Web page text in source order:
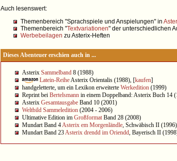
Auch lesenswert:
Themenbereich "Sprachspiele und Anspielungen" in
Themenbereich "Textvariationen" der unterschiedlichen
Werbebeilagen zu Asterix-Heften
Dieses Abenteuer erschien auch in ...
Asterix Sammelband 8 (1988)
Latein-ReiheAsterix Orientalis (1988), [kaufen]
handgeletterte, um ein Lexikon erweiterte Werkedition (1999)
Reprint bei Bertelsmann in einem Doppelband: Asterix Buch 14
Asterix Gesamtausgabe Band 10 (2001)
Weltbild Sammeledition (2004 - 2006)
Ultimative Edition im GroßformatBand 28 (2008)
Mundart Band 4Asterix em Morgenländle, Schwäbisch II (1996)
Mundart Band 23Asterix drendd im Oriendd, Bayerisch II